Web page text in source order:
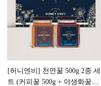
[허니엔비] 천연꿀 500g 2종 세
트 (커피꿀 500g + 야생화꿀